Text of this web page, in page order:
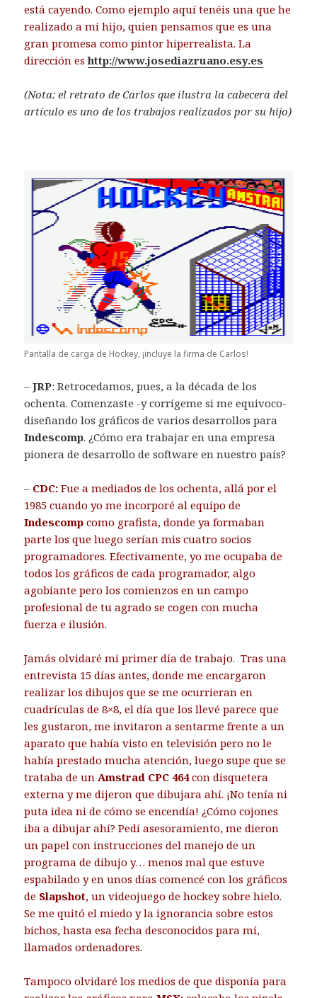
está cayendo. Como ejemplo aquí tenéis una que he
realizado a mi hijo, quien pensamos que es una
gran promesa como pintor hiperrealista. La
dirección eshttp://www.josediazruano.esy.es
(Nota: el retrato de Carlos que ilustra la cabecera del
artículo es uno de los trabajos realizados por su hijo)
Pantalla de carga de Hockey, ¡incluye la firma de Carlos!
–JRP: Retrocedamos, pues, a la década de los
ochenta. Comenzaste -y corrígeme si me equivoco-
diseñando los gráficos de varios desarrollos para
Indescomp. ¿Cómo era trabajar en una empresa
pionera de desarrollo de software en nuestro país?
– CDC: Fue a mediados de los ochenta, allá por el
1985 cuando yo me incorporé al equipo de
Indescomp como grafista, donde ya formaban
parte los que luego serían mis cuatro socios
programadores. Efectivamente, yo me ocupaba de
todos los gráficos de cada programador, algo
agobiante pero los comienzos en un campo
profesional de tu agrado se cogen con mucha
fuerza e ilusión.
Jamás olvidaré mi primer día de trabajo. Tras una
entrevista 15 días antes, donde me encargaron
realizar los dibujos que se me ocurrieran en
cuadrículas de 8×8, el día que los llevé parece que
les gustaron, me invitaron a sentarme frente a un
aparato que había visto en televisión pero no le
había prestado mucha atención, luego supe que se
trataba de unAmstrad CPC 464con disquetera
externa y me dijeron que dibujara ahí. ¡No tenía ni
puta idea ni de cómo se encendía! ¿Cómo cojones
iba a dibujar ahí? Pedí asesoramiento, me dieron
un papel con instrucciones del manejo de un
programa de dibujo y… menos mal que estuve
espabilado y en unos días comencé con los gráficos
de Slapshot, un videojuego de hockey sobre hielo.
Se me quitó el miedo y la ignorancia sobre estos
bichos, hasta esa fecha desconocidos para mí,
llamados ordenadores.
Tampoco olvidaré los medios de que disponía para